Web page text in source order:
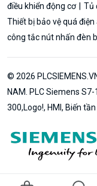
điều khiển động cơ
Tủ
Thiết bị bảo vệ quá điện
công tắc nút nhấn đèn
© 2026
NAM. PLC Siemens
300,Logo!, HMI, Biến tần